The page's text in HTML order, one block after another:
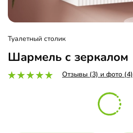
Туалетный столик
Шармель с зеркалом
Отзывы (3) и фото (4)